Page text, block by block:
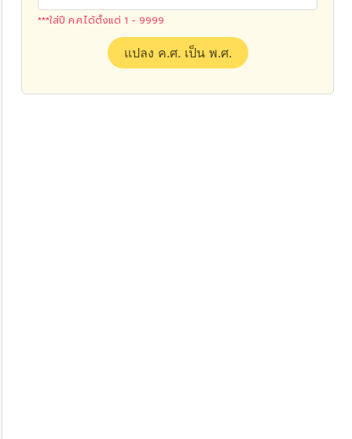
***ใส่ปี ค.ศ.ได้ตั้งแต่ 1 - 9999
แปลง ค.ศ. เป็น พ.ศ.